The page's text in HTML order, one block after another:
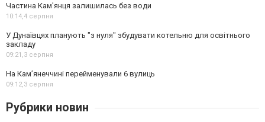
Частина Кам'янця залишилась без води
10:14,4 серпня
У Дунаївцях планують "з нуля" збудувати котельню для освітнього
закладу
09:21,3 серпня
На Камʼянеччині перейменували 6 вулиць
09:12,3 серпня
Рубрики новин